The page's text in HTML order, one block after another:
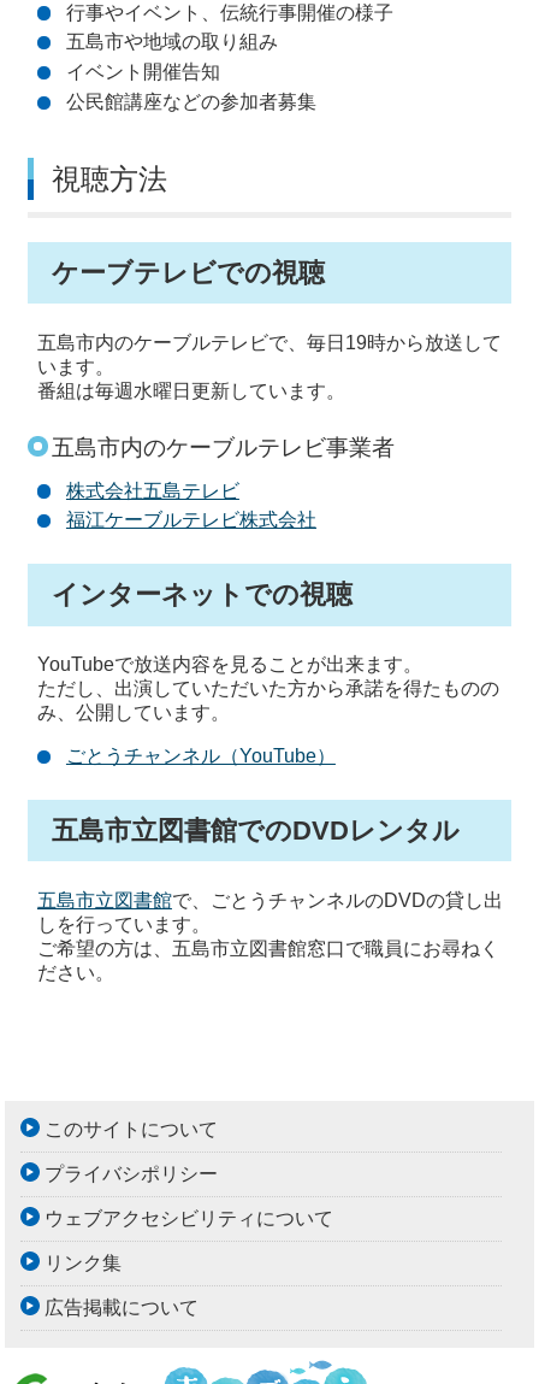
行事やイベント、伝統行事開催の様子
五島市や地域の取り組み
イベント開催告知
公民館講座などの参加者募集
視聴方法
ケーブテレビでの視聴
五島市内のケーブルテレビで、毎日19時から放送して
います。
番組は毎週水曜日更新しています。
五島市内のケーブルテレビ事業者
株式会社五島テレビ
福江ケーブルテレビ株式会社
インターネットでの視聴
YouTubeで放送内容を見ることが出来ます。
ただし、出演していただいた方から承諾を得たものの
み、公開しています。
ごとうチャンネル（YouTube）
五島市立図書館でのDVDレンタル
五島市立図書館で、ごとうチャンネルのDVDの貸し出
しを行っています。
ご希望の方は、五島市立図書館窓口で職員にお尋ねく
ださい。
このサイトについて
プライバシポリシー
ウェブアクセシビリティについて
リンク集
広告掲載について